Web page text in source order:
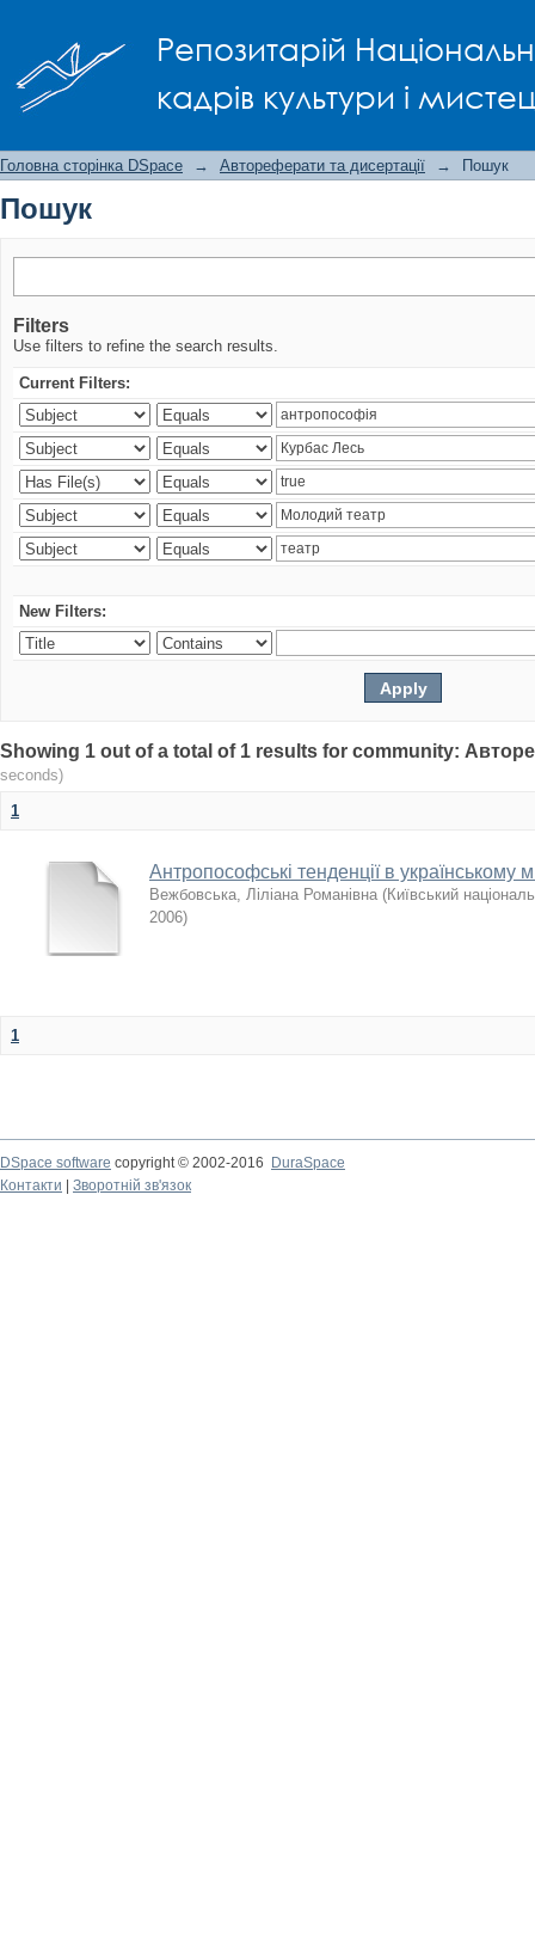
Репозитарій
кадрів культури і
Головна сторінка DSpace → Автореферати та дисертації → Пошук
Пошук
Filters
Use filters to refine the search results.
Current Filters:
New Filters:
Showing 1 out of a total of 1 results for community:
seconds)
1
Антропософські тенденції в українському
Вежбовська, Ліліана Романівна (Київський
2006)
1
DSpace software copyright © 2002-2016
DuraSpace
Контакти
Зворотній зв'язок